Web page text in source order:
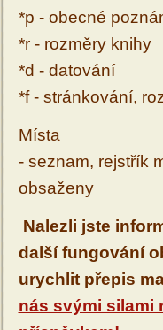
*p - obecné
*r - rozměry knihy
*d - datování
*f - stránkování,
Místa
- seznam, rejstřík
obsaženy
Nalezli jste
další fungování
urychlit přepis
nás svými silami